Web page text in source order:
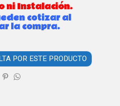
ni Instalación.
cotizar al
la compra.
POR ESTE PRODUCTO